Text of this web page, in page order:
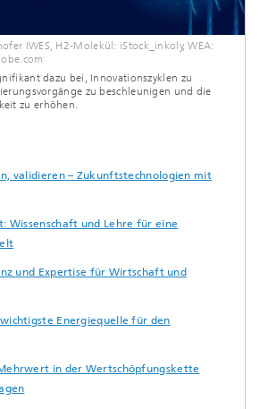
IWES, H2-Molekül: iStock_inkoly, WEA:
dazu bei, Innovationszyklen zu
zu beschleunigen und die
zu erhöhen.
validieren – Zukunftstechnologien mit
Wissenschaft und Lehre für eine
und Expertise für Wirtschaft und
Energiequelle für den
in der Wertschöpfungskette